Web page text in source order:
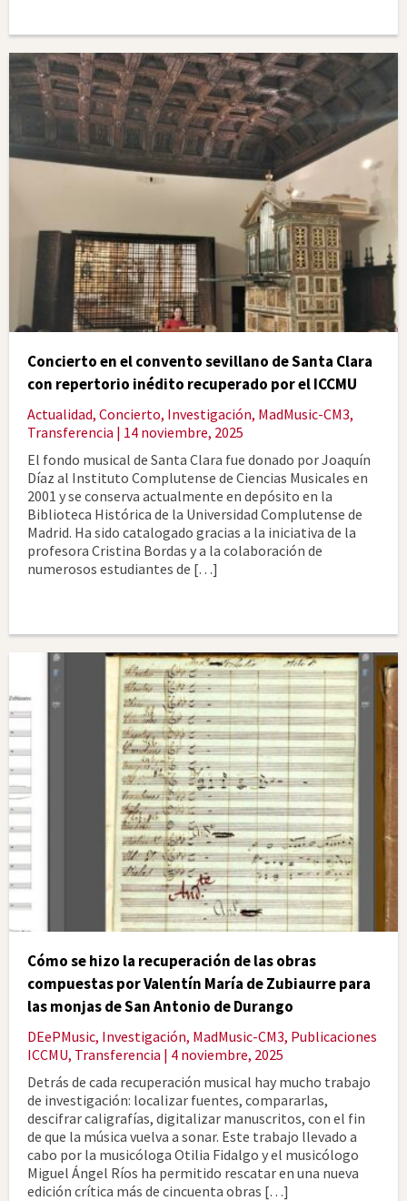
Concierto en el convento sevillano de Santa Clara
con repertorio inédito recuperado por el ICCMU
Actualidad, Concierto, Investigación, MadMusic-CM3,
Transferencia | 14 noviembre, 2025
El fondo musical de Santa Clara fue donado por Joaquín
Díaz al Instituto Complutense de Ciencias Musicales en
2001 y se conserva actualmente en depósito en la
Biblioteca Histórica de la Universidad Complutense de
Madrid. Ha sido catalogado gracias a la iniciativa de la
profesora Cristina Bordas y a la colaboración de
numerosos estudiantes de […]
Cómo se hizo la recuperación de las obras
compuestas por Valentín María de Zubiaurre para
las monjas de San Antonio de Durango
DEePMusic, Investigación, MadMusic-CM3, Publicaciones
ICCMU, Transferencia | 4 noviembre, 2025
Detrás de cada recuperación musical hay mucho trabajo
de investigación: localizar fuentes, compararlas,
descifrar caligrafías, digitalizar manuscritos, con el fin
de que la música vuelva a sonar. Este trabajo llevado a
cabo por la musicóloga Otilia Fidalgo y el musicólogo
Miguel Ángel Ríos ha permitido rescatar en una nueva
edición crítica más de cincuenta obras […]